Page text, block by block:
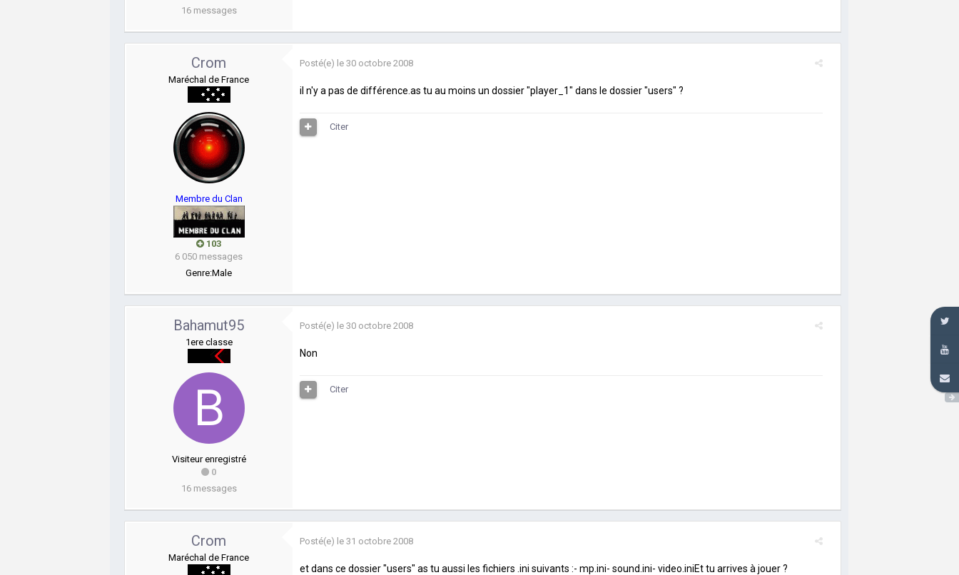
16 messages
Crom
Maréchal de France
Membre du Clan
103
6 050 messages
Genre:Male
Posté(e) le 30 octobre 2008
il n'y a pas de différence.as tu au moins un dossier "player_1" dans le dossier "users" ?
Citer
Bahamut95
1ere classe
Visiteur enregistré
0
16 messages
Posté(e) le 30 octobre 2008
Non
Citer
Crom
Maréchal de France
Posté(e) le 31 octobre 2008
et dans ce dossier "users" as tu aussi les fichiers .ini suivants :- mp.ini- sound.ini- video.iniEt tu arrives à jouer ?